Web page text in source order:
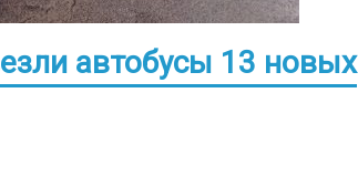
автобусы 13 новых